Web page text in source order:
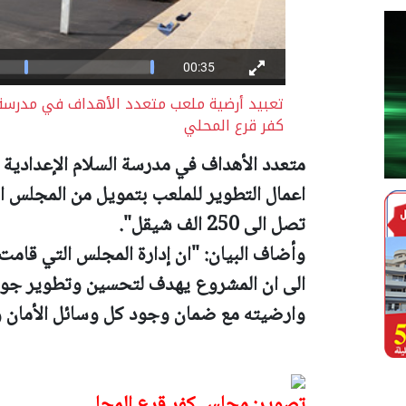
تعبيد أرضية ملعب متعدد الأهداف في
كفر قرع المحلي
متعدد الأهداف في مدرسة السلام
اعمال التطوير للملعب بتمويل من المجلس
تصل الى 250 الف شيقل".
وأضاف البيان: "ان إدارة المجلس التي
الى ان المشروع يهدف لتحسين وتطوير
وارضيته مع ضمان وجود كل وسائل الأمان